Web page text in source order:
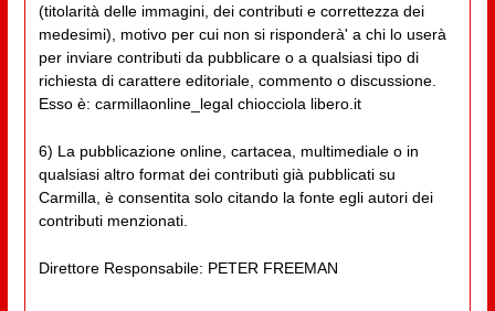
(titolarità delle immagini, dei contributi e correttezza dei
medesimi), motivo per cui non si risponderà' a chi lo userà
per inviare contributi da pubblicare o a qualsiasi tipo di
richiesta di carattere editoriale, commento o discussione.
Esso è: carmillaonline_legal chiocciola libero.it
6) La pubblicazione online, cartacea, multimediale o in
qualsiasi altro format dei contributi già pubblicati su
Carmilla, è consentita solo citando la fonte egli autori dei
contributi menzionati.
Direttore Responsabile: PETER FREEMAN